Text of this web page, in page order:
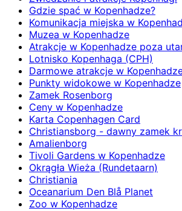
Gdzie spać w Kopenhadze?
Komunikacja miejska w
Muzea w Kopenhadze
Atrakcje w Kopenhadze poza
Lotnisko Kopenhaga (CPH)
Darmowe atrakcje w
Punkty widokowe w Kopenhadze
Zamek Rosenborg
Ceny w Kopenhadze
Karta Copenhagen Card
Christiansborg - dawny zamek
Amalienborg
Tivoli Gardens w Kopenhadze
Okrągła Wieża (Rundetaarn)
Christiania
Oceanarium Den Blå Planet
Zoo w Kopenhadze